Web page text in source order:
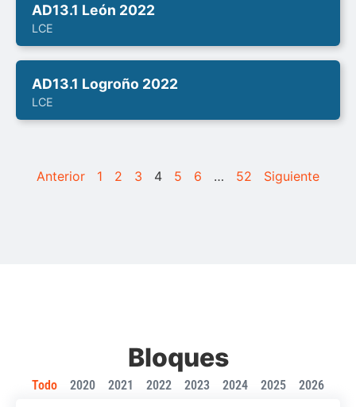
AD13.1 León 2022
LCE
AD13.1 Logroño 2022
LCE
Anterior 1 2 3 4 5 6 … 52 Siguiente
Bloques
2020 2021 2022 2023 2024 2025 2026
Todo